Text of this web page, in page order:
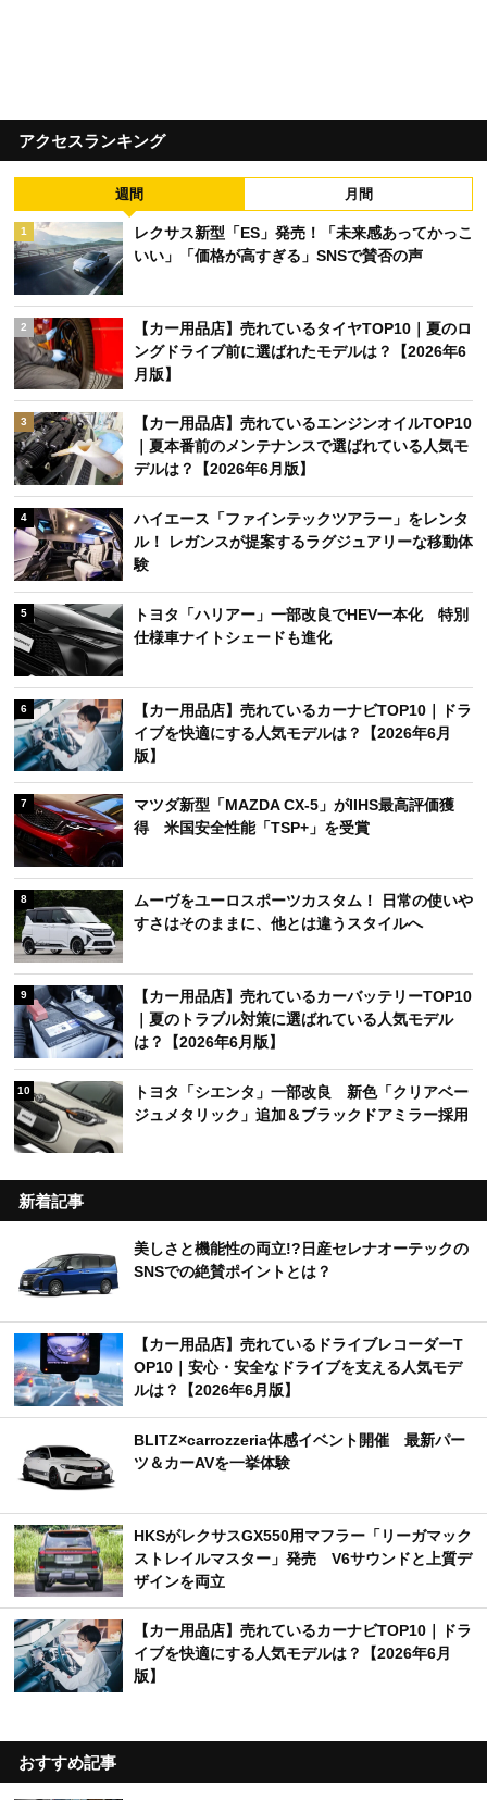
アクセスランキング
週間 月間
1
レクサス新型「ES」発売！「未来感あってかっこ
いい」「価格が高すぎる」SNSで賛否の声
2
【カー用品店】売れているタイヤTOP10｜夏のロ
ングドライブ前に選ばれたモデルは？【2026年6
月版】
3
【カー用品店】売れているエンジンオイルTOP10
｜夏本番前のメンテナンスで選ばれている人気モ
デルは？【2026年6月版】
4
ハイエース「ファインテックツアラー」をレンタ
ル！ レガンスが提案するラグジュアリーな移動体
験
5
トヨタ「ハリアー」一部改良でHEV一本化 特別
仕様車ナイトシェードも進化
6
【カー用品店】売れているカーナビTOP10｜ドラ
イブを快適にする人気モデルは？【2026年6月
版】
7
マツダ新型「MAZDA CX-5」がIIHS最高評価獲
得 米国安全性能「TSP+」を受賞
8
ムーヴをユーロスポーツカスタム！ 日常の使いや
すさはそのままに、他とは違うスタイルへ
9
【カー用品店】売れているカーバッテリーTOP10
｜夏のトラブル対策に選ばれている人気モデル
は？【2026年6月版】
10
トヨタ「シエンタ」一部改良 新色「クリアベー
ジュメタリック」追加＆ブラックドアミラー採用
新着記事
美しさと機能性の両立!?日産セレナオーテックの
SNSでの絶賛ポイントとは？
【カー用品店】売れているドライブレコーダーT
OP10｜安心・安全なドライブを支える人気モデ
ルは？【2026年6月版】
BLITZ×carrozzeria体感イベント開催 最新パー
ツ＆カーAVを一挙体験
HKSがレクサスGX550用マフラー「リーガマック
ストレイルマスター」発売 V6サウンドと上質デ
ザインを両立
【カー用品店】売れているカーナビTOP10｜ドラ
イブを快適にする人気モデルは？【2026年6月
版】
おすすめ記事